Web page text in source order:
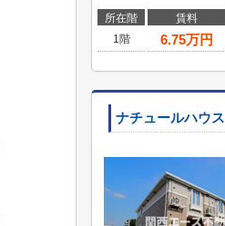
所在階 賃料
1階
6.75万円
ナチュールハウス